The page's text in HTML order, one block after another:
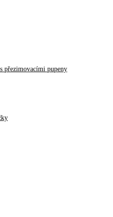
přezimovacími pupeny